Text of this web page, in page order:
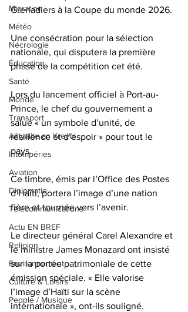
Migration
Météo
Nécrologie
Éducation
Santé
Monde
Transport
Aktyalite an Kreyòl
Intempéries
Aviation
Diplomatie
Télécommunications
Actu EN BREF
Religion
Environnement
Culture & Loisirs
People / Musique
Grenadiers à la Coupe du monde 2026.
Une consécration pour la sélection
nationale, qui disputera la première
phase de la compétition cet été.
Lors du lancement officiel à Port-au-
Prince, le chef du gouvernement a
salué « un symbole d’unité, de
résilience et d’espoir » pour tout le
pays.
Ce timbre, émis par l’Office des Postes
d’Haïti, portera l’image d’une nation
fière et tournée vers l’avenir.
Le directeur général Carel Alexandre et
le ministre James Monazard ont insisté
sur la portée patrimoniale de cette
émission spéciale. « Elle valorise
l’image d’Haïti sur la scène
internationale », ont-ils souligné.